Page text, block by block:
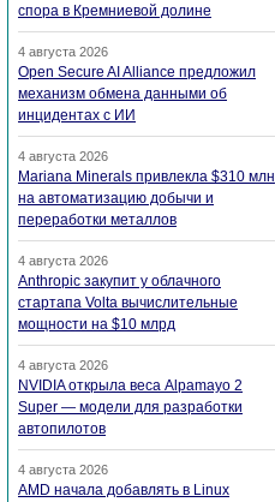
спора в Кремниевой долине
4 августа 2026
Open Secure AI Alliance предложил
механизм обмена данными об
инцидентах с ИИ
4 августа 2026
Mariana Minerals привлекла $310 млн
на автоматизацию добычи и
переработки металлов
4 августа 2026
Anthropic закупит у облачного
стартапа Volta вычислительные
мощности на $10 млрд
4 августа 2026
NVIDIA открыла веса Alpamayo 2
Super — модели для разработки
автопилотов
4 августа 2026
AMD начала добавлять в Linux